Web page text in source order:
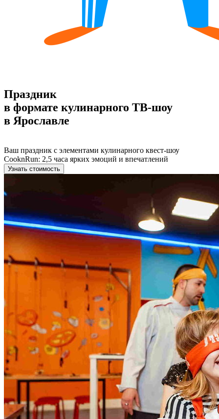
Праздник
в формате кулинарного ТВ‑шоу
в Ярославле
Ваш праздник с элементами кулинарного квест-шоу
CooknRun: 2,5 часа ярких эмоций и впечатлений
Узнать стоимость